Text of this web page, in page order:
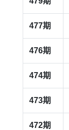
477期
476期
474期
473期
472期